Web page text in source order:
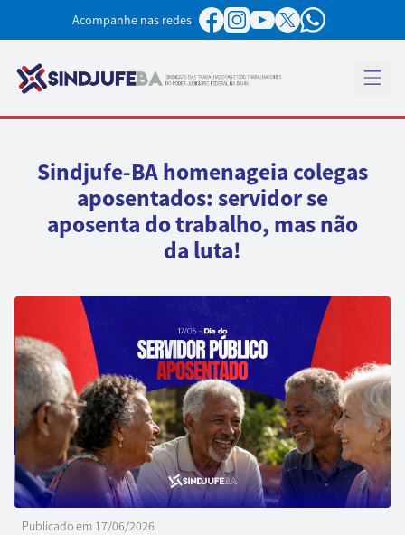
Acompanhe nas redes
Abrir
Sindjufe-BA homenageia colegas
aposentados: servidor se
aposenta do trabalho, mas não
da luta!
Publicado em 17/06/2026